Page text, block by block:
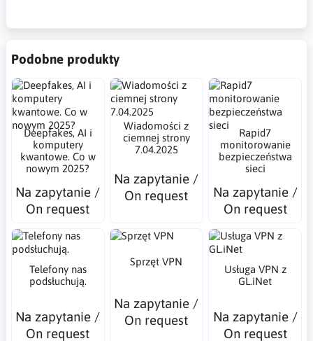
Podobne produkty
Deepfakes, AI i
komputery
kwantowe. Co w
nowym 2025?
Na zapytanie /
On request
Wiadomości z
ciemnej strony
7.04.2025
Na zapytanie /
On request
Rapid7
monitorowanie
bezpieczeństwa
sieci
Na zapytanie /
On request
Telefony nas
podsłuchują.
Na zapytanie /
On request
Sprzęt VPN
Na zapytanie /
On request
Usługa VPN z
GL.iNet
Na zapytanie /
On request